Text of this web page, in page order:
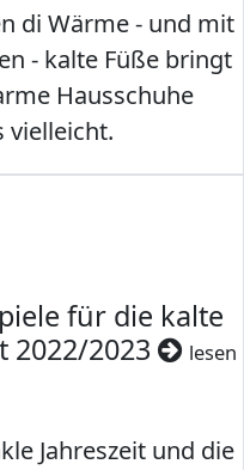
di Wärme - und mit
- kalte Füße bringt
Hausschuhe
vielleicht.
für die kalte
2023
lesen
Jahreszeit und die